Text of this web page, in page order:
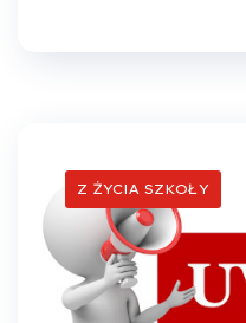
Z ŻYCIA SZKOŁY